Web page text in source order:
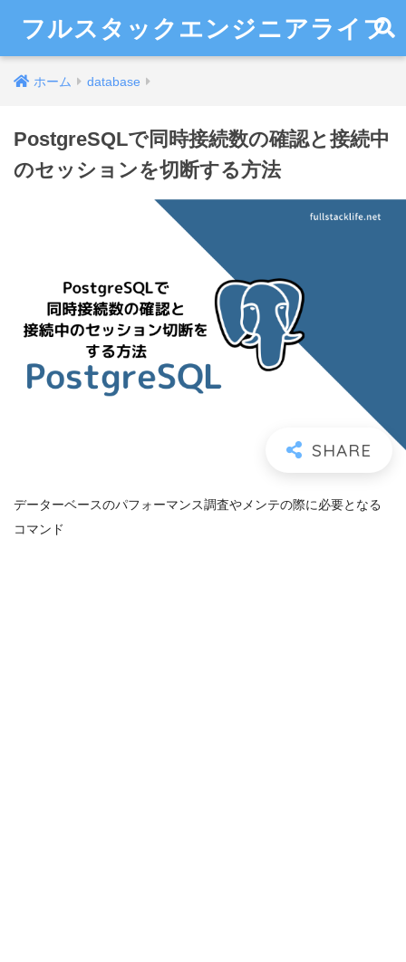
フルスタックエンジニアライフ
ホーム database
PostgreSQLで同時接続数の確認と接続中
のセッションを切断する方法
データーベースのパフォーマンス調査やメンテの際に必要となる
コマンド